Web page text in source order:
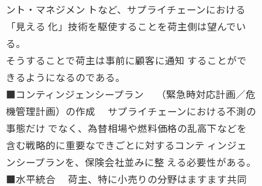
ント・マネジメン トなど、サプライチェーンにおける
「見える 化」技術を駆使することを荷主側は望んでい
る。
そうすることで荷主は事前に顧客に通知 することがで
きるようになるのである。
■コンティンジェンシープラン （緊急時対応計画／危
機管理計画）の作成 サプライチェーンにおける不測の
事態だけ でなく、為替相場や燃料価格の乱高下などを
含む戦略的に重要なできごとに対するコンテ ィンジェ
ンシープランを、保険会社並みに整 える必要性がある。
■水平統合 荷主、特に小売りの分野はますます共同